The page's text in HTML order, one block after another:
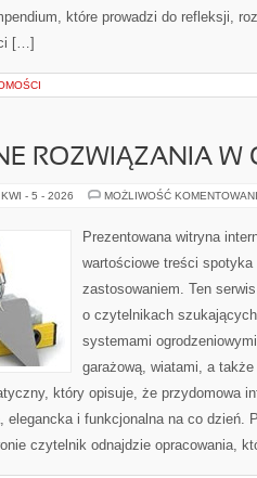
które prowadzi do refleksji,
[…]
ROZWIĄZANIA W
KWI - 5 - 2026 MOŻLIWOŚĆ
Prezentowana witryna
wartościowe treści
zastosowaniem. Ten
o czytelnikach
systemami
garażową, wiatami, a
który opisuje, że przydomowa
elegancka i funkcjonalna na co dzień.
czytelnik odnajdzie opracowania,